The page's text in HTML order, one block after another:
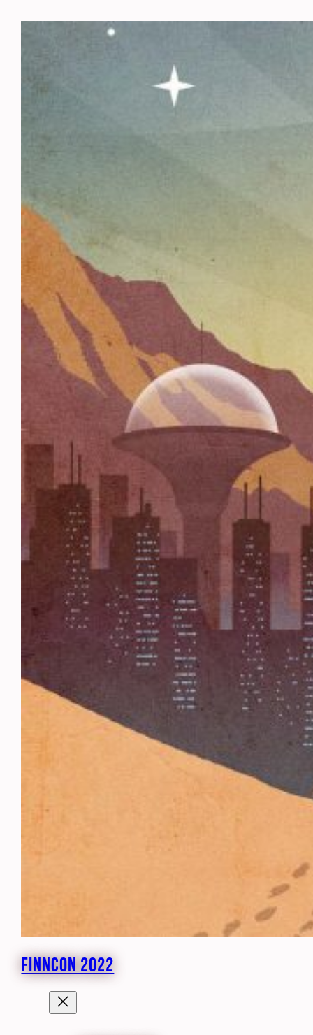
FINNCON 2022